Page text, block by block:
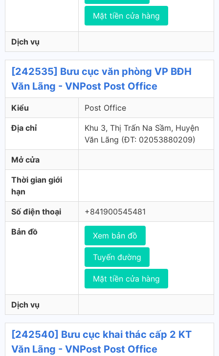
Mặt tiền cửa hàng
Dịch vụ
[242535] Bưu cục văn phòng VP BĐH
Văn Lãng - VNPost Post Office
Kiểu Post Office
Địa chỉ
Khu 3, Thị Trấn Na Sầm, Huyện
Văn Lãng (ÐT: 02053880209)
Mở cửa
Thời gian giới
hạn
Số điện thoại +841900545481
Bản đồ Xem bản đồ
Tuyến đường
Mặt tiền cửa hàng
Dịch vụ
[242540] Bưu cục khai thác cấp 2 KT
Văn Lãng - VNPost Post Office